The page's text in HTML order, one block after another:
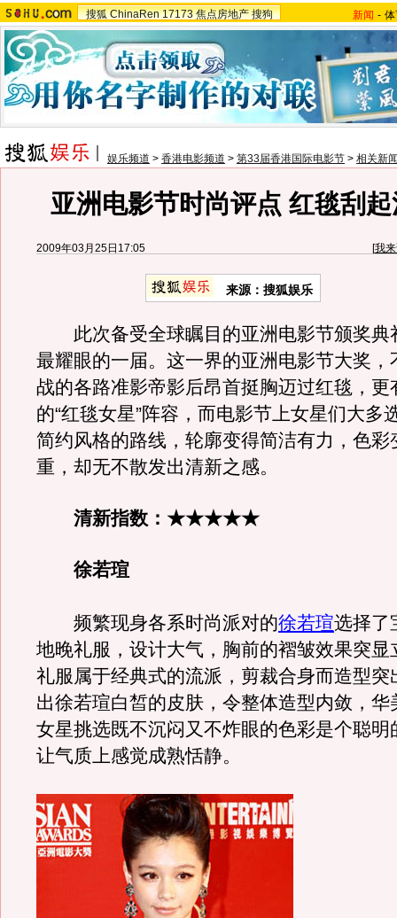
搜狐 ChinaRen 17173 焦点房地产 搜狗 新闻 -
娱乐频道 > 香港电影频道 > 第33届香港国际电影节 > 相关新
亚洲电影节时尚评点 红毯刮
2009年03月25日17:05 [我
来源：搜狐娱乐
此次备受全球瞩目的亚洲电影节颁奖典
最耀眼的一届。这一界的亚洲电影节大奖，
战的各路准影帝影后昂首挺胸迈过红毯，更
的“红毯女星”阵容，而电影节上女星们大多
简约风格的路线，轮廓变得简洁有力，色彩
重，却无不散发出清新之感。
清新指数：★★★★★
徐若瑄
频繁现身各系时尚派对的徐若瑄选择了
地晚礼服，设计大气，胸前的褶皱效果突显
礼服属于经典式的流派，剪裁合身而造型突
出徐若瑄白皙的皮肤，令整体造型内敛，华
女星挑选既不沉闷又不炸眼的色彩是个聪明
让气质上感觉成熟恬静。